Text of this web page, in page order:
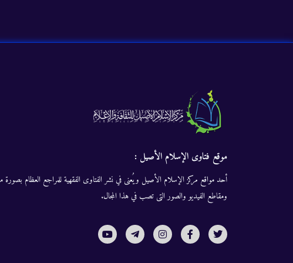
موقع فتاوى الإسلام الأصيل :
أحد مواقع مركز الإسلام الأصيل ويُعنى في نشر الفتاوى الفقهية للمراجع العظام بصورة
ومقاطع الفيديو والصور التى تصب في هذا المجال.